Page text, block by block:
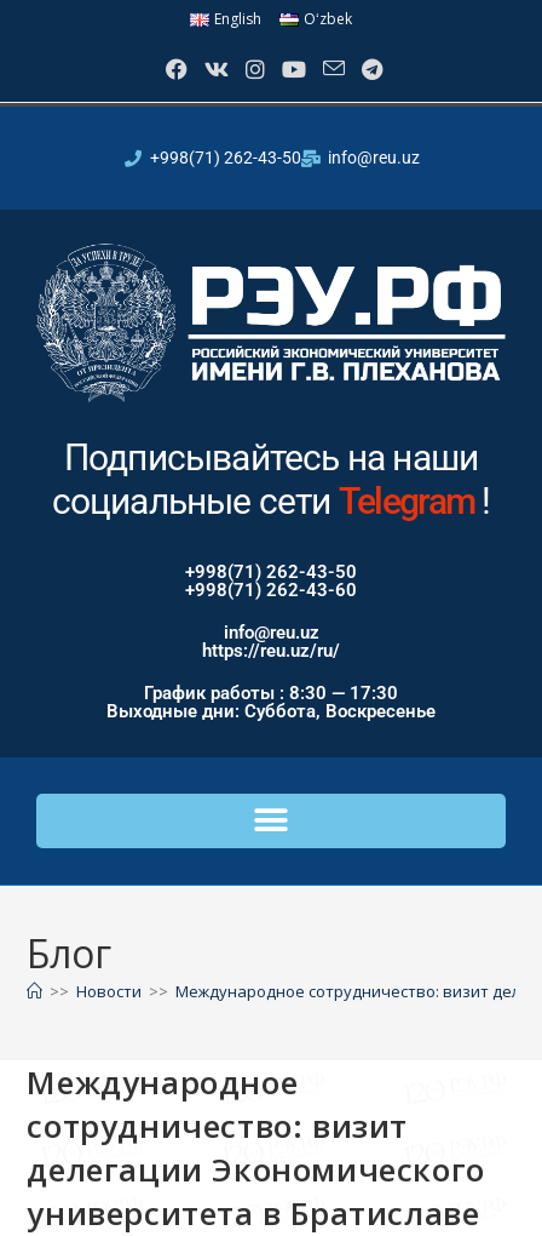
English Oʻzbek
+998(71) 262-43-50 info@reu.uz
Подписывайтесь на наши
социальные сети Instagram !
+998(71) 262-43-50
+998(71) 262-43-60
info@reu.uz
https://reu.uz/ru/
График работы : 8:30 — 17:30
Выходные дни: Суббота, Воскресенье
Блог
>> Новости >> Международное сотрудничество: визит
Международное
сотрудничество: визит
делегации Экономического
университета в Братиславе